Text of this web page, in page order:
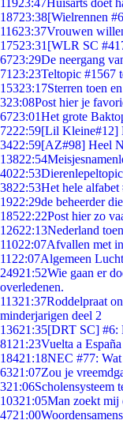
11923:47Huisarts doet
18723:38[Wielrennen
11623:37Vrouwen
17523:31 [WLR SC
6723:29De neergang
71 23:23Teltopic #1567
15323:17Sterren toen
323:08Post hier je
6723:01Het grote
7222:59[Lil Kleine#12]
3422:59[AZ#98] Heel
13822:54
4022:53
3822:53Het hele
1922:29de beheerder
18522:22Post hier zo
12622:13Nederland toen
11022:07Afvallen met
11 22:07Algemeen
24921:52Wie gaan er
overledenen.
11321:37Roddelpraat
minderjarigen deel 2
13621:35[DRT SC] #6:
81 21:23Vuelta a
18421:18NEC #77: Wat
6321:07Zou je
321:06Scholensysteem
10321:05Man zoekt mij
4721:00